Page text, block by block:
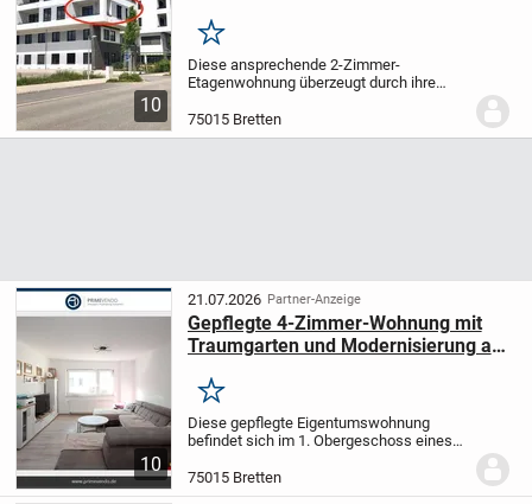
10
Merken
Diese ansprechende 2-Zimmer-
Etagenwohnung überzeugt durch ihre
freundliche Atmosphäre. Die Einheit
wurde im Jahr 2020 fertiggestellt und
75015 Bretten
10
21.07.2026 Partner-Anzeige
Gepflegte 4-Zimmer-Wohnung mit
Traumgarten und Modernisierung aus
Merken
Diese gepflegte Eigentumswohnung
befindet sich im 1. Obergeschoss eines
Mehrfamilienhauses in attraktiver
Wohnlage von Bretten. Mit einer
75015 Bretten